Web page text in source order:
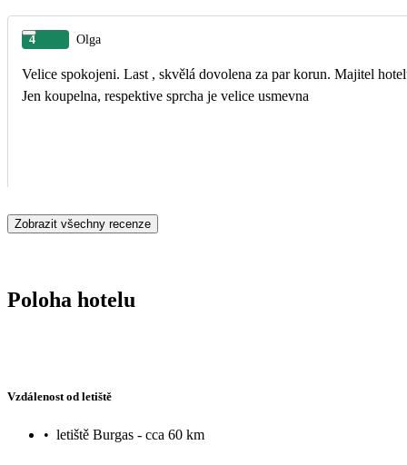
4 Olga
Velice spokojeni. Last , skvělá dovolena za par korun. Majitel
Jen koupelna, respektive sprcha je velice usmevna
Zobrazit všechny recenze
Poloha hotelu
Vzdálenost od letiště
• letiště Burgas - cca 60 km